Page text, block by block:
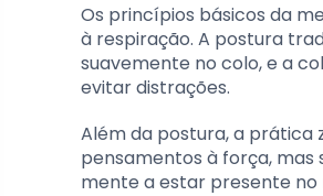
Os princípios básicos da
à respiração. A postura
suavemente no colo, e a
evitar distrações.
Além da postura, a prática
pensamentos à força, mas
mente a estar presente no